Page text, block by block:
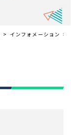
> インフォメーション >